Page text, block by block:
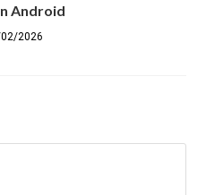
Android
2026